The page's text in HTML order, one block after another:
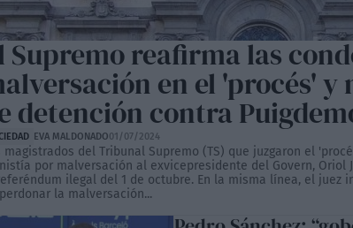
Supremo reafirma las
en el 'procés' y
detención contra
EVA MALDONADO01/07/2024
magistrados del Tribunal Supremo (TS) que juzgaron el
por malversación al exvicepresidente del Govern, Oriol
ilegal del 1 de octubre. En la misma línea, el juez
la malversación...